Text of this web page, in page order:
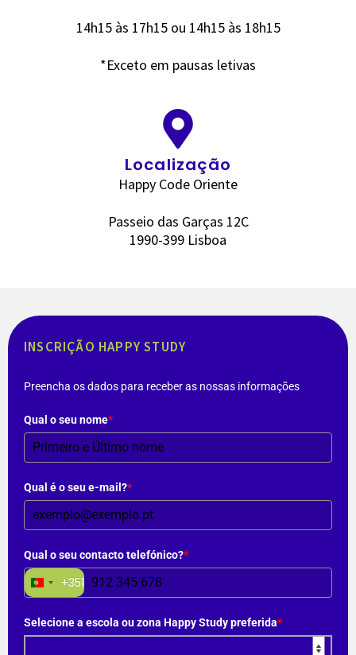
14h15 às 17h15 ou 14h15 às 18h15
*Exceto em pausas letivas
Localização
Happy Code Oriente
Passeio das Garças 12C
1990-399 Lisboa
INSCRIÇÃO HAPPY STUDY
Preencha os dados para receber as nossas informações
Qual o seu nome*
Qual é o seu e-mail?*
Qual o seu contacto telefónico?*
Portugal
+351
Selecione a escola ou zona Happy Study preferida*